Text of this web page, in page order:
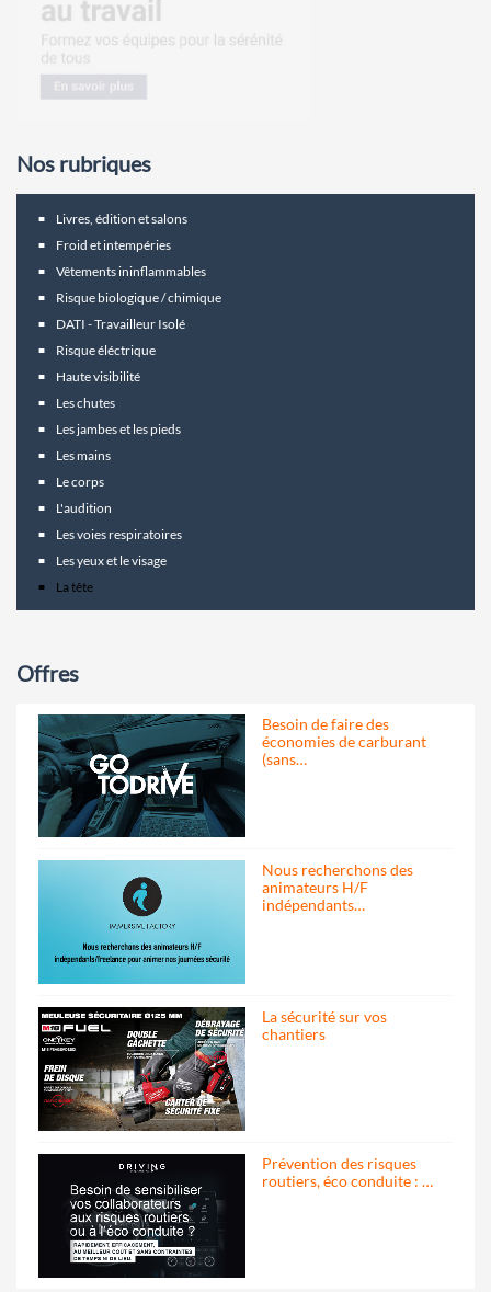
Nos rubriques
Livres, édition et salons
Froid et intempéries
Vêtements ininflammables
Risque biologique / chimique
DATI - Travailleur Isolé
Risque éléctrique
Haute visibilité
Les chutes
Les jambes et les pieds
Les mains
Le corps
L'audition
Les voies respiratoires
Les yeux et le visage
La tête
Offres
Besoin de faire des
économies de carburant
(sans…
Nous recherchons des
animateurs H/F
indépendants…
La sécurité sur vos
chantiers
Prévention des risques
routiers, éco conduite : …